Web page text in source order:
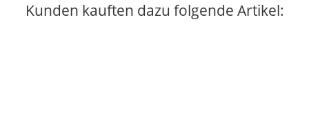
Kunden kauften dazu folgende Artikel: